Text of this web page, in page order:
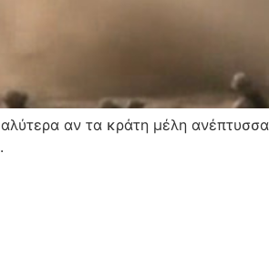
αν τα κράτη μέλη